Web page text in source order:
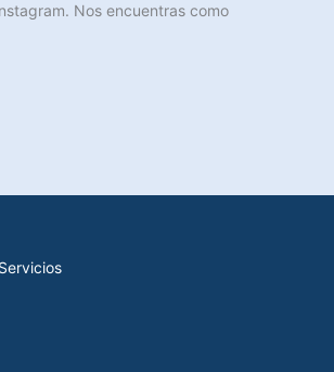
Nos encuentras como
Servicios